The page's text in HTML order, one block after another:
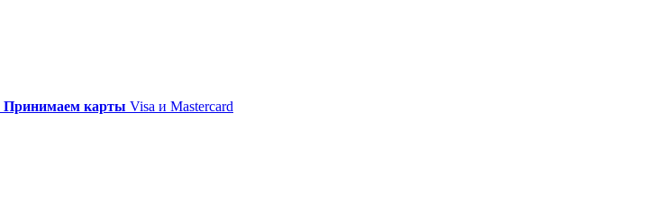
Принимаем карты Visa и Mastercard